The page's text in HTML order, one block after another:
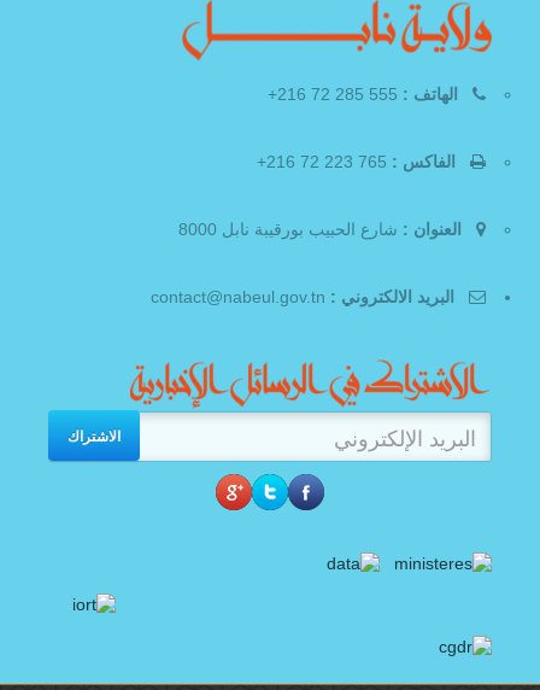
الهاتف :
الفاكس :
العنوان : شارع الحبيب بورقيبة نابل 8000
البريد الالكتروني :
الاشتراك